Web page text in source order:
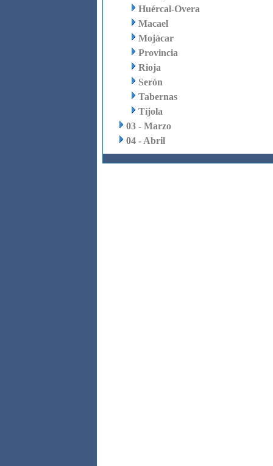
Huércal-Overa
Macael
Mojácar
Provincia
Rioja
Serón
Tabernas
Tíjola
03 - Marzo
04 - Abril